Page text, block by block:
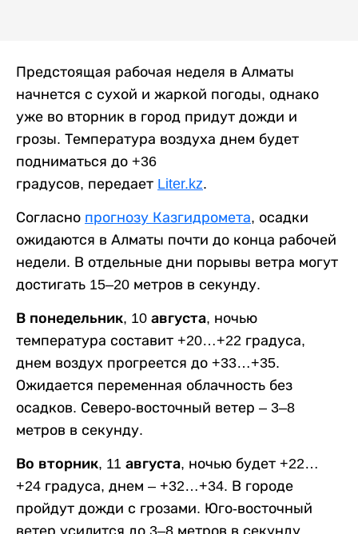
Предстоящая рабочая неделя в Алматы
начнется с сухой и жаркой погоды, однако
уже во вторник в город придут дожди и
грозы. Температура воздуха днем будет
подниматься до +36
градусов, передает Liter.kz.
Согласно прогнозу Казгидромета, осадки
ожидаются в Алматы почти до конца рабочей
недели. В отдельные дни порывы ветра могут
достигать 15–20 метров в секунду.
В понедельник, 10 августа, ночью
температура составит +20…+22 градуса,
днем воздух прогреется до +33…+35.
Ожидается переменная облачность без
осадков. Северо-восточный ветер – 3–8
метров в секунду.
Во вторник, 11 августа, ночью будет +22…
+24 градуса, днем – +32…+34. В городе
пройдут дожди с грозами. Юго-восточный